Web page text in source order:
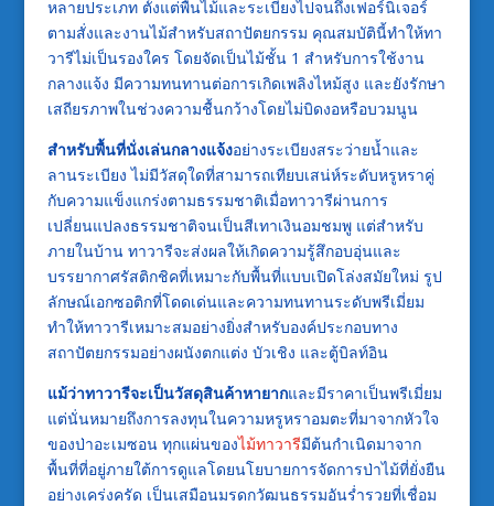
หลายประเภท ตั้งแต่พื้นไม้และระเบียงไปจนถึงเฟอร์นิเจอร์
ตามสั่งและงานไม้สำหรับสถาปัตยกรรม คุณสมบัตินี้ทำให้ทา
วารีไม่เป็นรองใคร โดยจัดเป็นไม้ชั้น 1 สำหรับการใช้งาน
กลางแจ้ง มีความทนทานต่อการเกิดเพลิงไหม้สูง และยังรักษา
เสถียรภาพในช่วงความชื้นกว้างโดยไม่บิดงอหรือบวมนูน
สำหรับพื้นที่นั่งเล่นกลางแจ้งอย่างระเบียงสระว่ายน้ำและ
ลานระเบียง ไม่มีวัสดุใดที่สามารถเทียบเสน่ห์ระดับหรูหราคู่
กับความแข็งแกร่งตามธรรมชาติเมื่อทาวารีผ่านการ
เปลี่ยนแปลงธรรมชาติจนเป็นสีเทาเงินอมชมพู แต่สำหรับ
ภายในบ้าน ทาวารีจะส่งผลให้เกิดความรู้สึกอบอุ่นและ
บรรยากาศรัสติกชิคที่เหมาะกับพื้นที่แบบเปิดโล่งสมัยใหม่ รูป
ลักษณ์เอกซอติกที่โดดเด่นและความทนทานระดับพรีเมี่ยม
ทำให้ทาวารีเหมาะสมอย่างยิ่งสำหรับองค์ประกอบทาง
สถาปัตยกรรมอย่างผนังตกแต่ง บัวเชิง และตู้บิลท์อิน
แม้ว่าทาวารีจะเป็นวัสดุสินค้าหายากและมีราคาเป็นพรีเมี่ยม
แต่นั่นหมายถึงการลงทุนในความหรูหราอมตะที่มาจากหัวใจ
ของป่าอะเมซอน ทุกแผ่นของไม้ทาวารีมีต้นกำเนิดมาจาก
พื้นที่ที่อยู่ภายใต้การดูแลโดยนโยบายการจัดการป่าไม้ที่ยั่งยืน
อย่างเคร่งครัด เป็นเสมือนมรดกวัฒนธรรมอันร่ำรวยที่เชื่อม